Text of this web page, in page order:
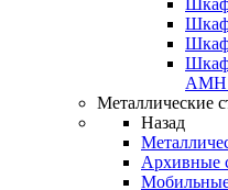
Металлические
Назад
Архивные